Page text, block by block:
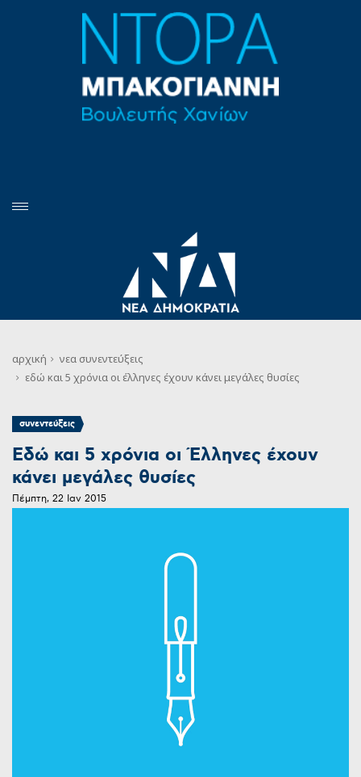
αρχική νεα συνεντεύξεις
εδώ και 5 χρόνια οι έλληνες έχουν κάνει μεγάλες θυσίες
συνεντεύξεις
Εδώ και 5 χρόνια οι Έλληνες έχουν
κάνει μεγάλες θυσίες
Πέμπτη, 22 Ιαν 2015